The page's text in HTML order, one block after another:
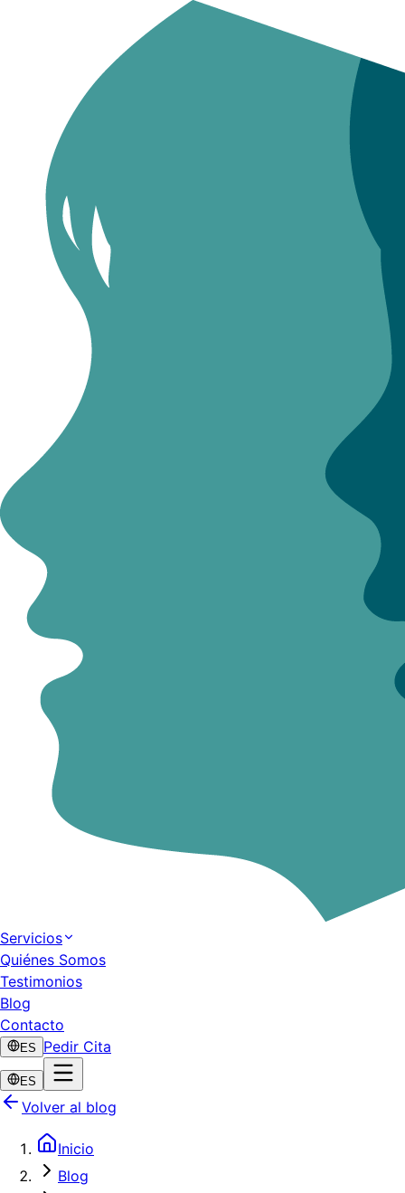
Servicios
Quiénes Somos
Testimonios
Blog
Contacto
ES Pedir Cita
ES
Volver al blog
Inicio
Blog